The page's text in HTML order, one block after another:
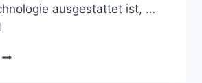
ausgestattet ist, …
GALAXY